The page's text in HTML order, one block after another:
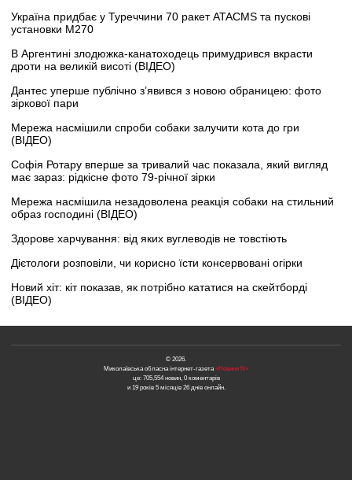
Україна придбає у Туреччини 70 ракет ATACMS та пускові
установки M270
В Аргентині злодюжка-канатоходець примудрився вкрасти
дроти на великій висоті (ВІДЕО)
Дантес уперше публічно з’явився з новою обраницею: фото
зіркової пари
Мережа насмішили спроби собаки залучити кота до гри
(ВІДЕО)
Софія Ротару вперше за тривалий час показала, який вигляд
має зараз: рідкісне фото 79-річної зірки
Мережа насмішила незадоволена реакція собаки на стильний
образ господині (ВІДЕО)
Здорове харчування: від яких вуглеводів не товстіють
Дієтологи розповіли, чи корисно їсти консервовані огірки
Новий хіт: кіт показав, як потрібно кататися на скейтборді
(ВІДЕО)
© 2026.
Миколаївська обласна інтернет-газета«Новини N»
це: 705,554 новин, 0 коментарів
и 19 років 5 місяців 26 днів онлайн.